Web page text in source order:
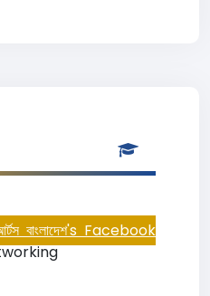
আর্টস বাংলাদেশ's Facebook